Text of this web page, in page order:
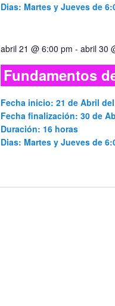
Dias: Martes y Jueves de
abril 21 @ 6:00 pm - abril 30
Fundamentos
Fecha inicio: 21 de Abril
Fecha finalización: 30 de
Duración: 16 horas
Dias: Martes y Jueves de